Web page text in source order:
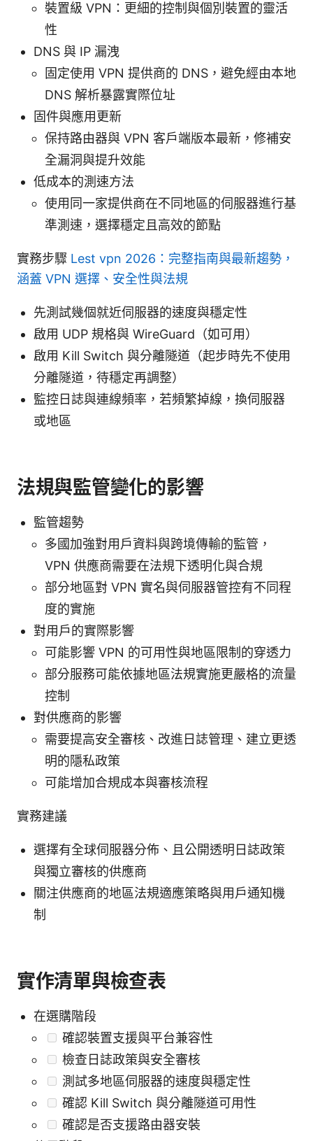
裝置級 VPN：更細的控制與個別裝置的靈活
性
DNS 與 IP 漏洩
固定使用 VPN 提供商的 DNS，避免經由本地
DNS 解析暴露實際位址
固件與應用更新
保持路由器與 VPN 客戶端版本最新，修補安
全漏洞與提升效能
低成本的測速方法
使用同一家提供商在不同地區的伺服器進行基
準測速，選擇穩定且高效的節點
實務步驟 Lest vpn 2026：完整指南與最新趨勢，
涵蓋 VPN 選擇、安全性與法規
先測試幾個就近伺服器的速度與穩定性
啟用 UDP 規格與 WireGuard（如可用）
啟用 Kill Switch 與分離隧道（起步時先不使用
分離隧道，待穩定再調整）
監控日誌與連線頻率，若頻繁掉線，換伺服器
或地區
法規與監管變化的影響
監管趨勢
多國加強對用戶資料與跨境傳輸的監管，
VPN 供應商需要在法規下透明化與合規
部分地區對 VPN 實名與伺服器管控有不同程
度的實施
對用戶的實際影響
可能影響 VPN 的可用性與地區限制的穿透力
部分服務可能依據地區法規實施更嚴格的流量
控制
對供應商的影響
需要提高安全審核、改進日誌管理、建立更透
明的隱私政策
可能增加合規成本與審核流程
實務建議
選擇有全球伺服器分佈、且公開透明日誌政策
與獨立審核的供應商
關注供應商的地區法規適應策略與用戶通知機
制
實作清單與檢查表
在選購階段
確認裝置支援與平台兼容性
檢查日誌政策與安全審核
測試多地區伺服器的速度與穩定性
確認 Kill Switch 與分離隧道可用性
確認是否支援路由器安裝